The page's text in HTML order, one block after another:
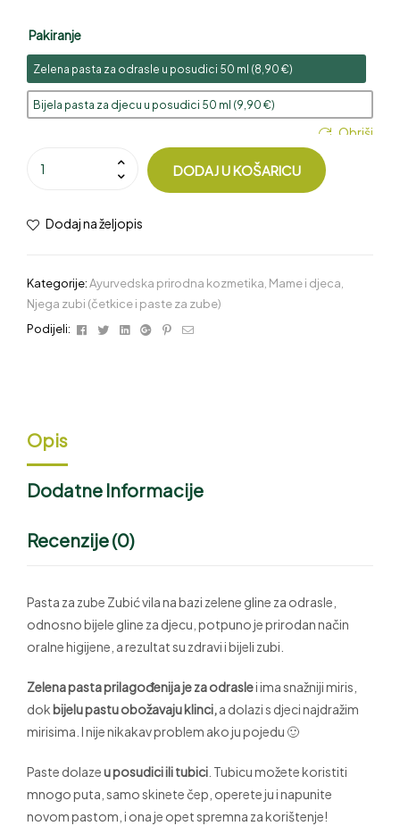
Pakiranje
Zelena pasta za odrasle u posudici 50 ml (8,90 €)
Bijela pasta za djecu u posudici 50 ml (9,90 €)
Obriši
DODAJ U KOŠARICU
Dodaj na željopis
Kategorije:Ayurvedska prirodna kozmetika Mame i djeca
Njega zubi (četkice i paste za zube)
Podijeli:
Facebook
TwitterLinkedinGoogle+Pinterest
Email
Opis
Dodatne Informacije
Recenzije (0)
Pasta za zube Zubić vila na bazi zelene gline za odrasle,
odnosno bijele gline za djecu, potpuno je prirodan način
oralne higijene, a rezultat su zdravi i bijeli zubi.
Zelena pasta prilagođenija je za odraslei ima snažniji miris,
dokbijelu pastu obožavaju klinci,a dolazi s djeci najdražim
mirisima. I nije nikakav problem ako ju pojedu 🙂
Paste dolazeu posudici ili tubici . Tubicu možete koristiti
mnogo puta, samo skinete čep, operete ju i napunite
novom pastom, i ona je opet spremna za korištenje!